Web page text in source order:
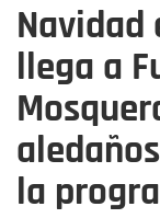
Navidad
llega a
la